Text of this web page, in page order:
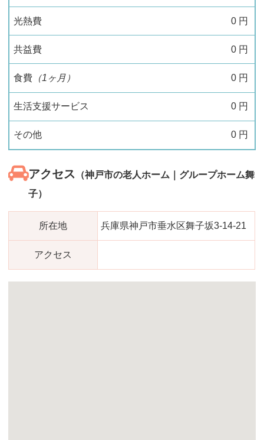
光熱費 0 円
共益費 0 円
食費（1ヶ月） 0 円
生活支援サービス 0 円
その他 0 円
アクセス
（神戸市の老人ホーム｜グループホーム舞
子）
所在地 兵庫県神戸市垂水区舞子坂3-14-21
アクセス